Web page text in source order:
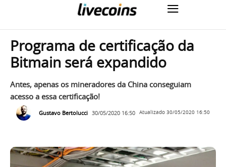
Programa de certificação da
Bitmain será expandido
Antes, apenas os mineradores da China conseguiam
acesso a essa certificação!
Gustavo Bertolucci 30/05/2020 16:50 Atualizado 30/05/2020 16:50